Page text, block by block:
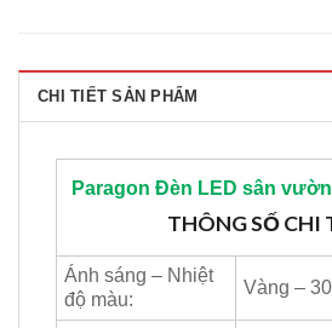
CHI TIẾT SẢN PHẨM
Paragon Đèn LED sân vườn
THÔNG SỐ CHI
Ánh sáng – Nhiệt
độ màu:
Vàng –